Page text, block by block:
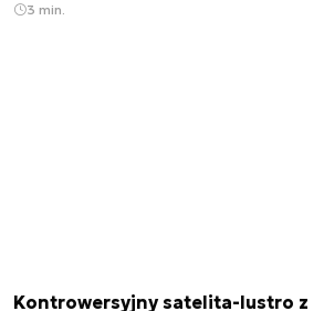
3 min.
Kontrowersyjny satelita-lustro z